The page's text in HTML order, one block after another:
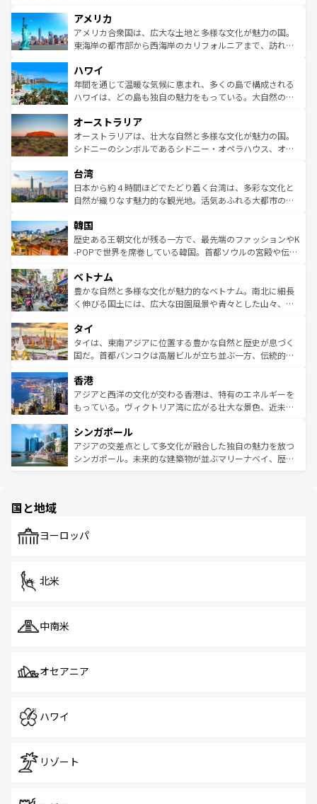
ンツ一覧を参照してほしい。
の建物がそのまま残る町や、スイスならではのユニークな
博物館もあり、アルプス観光だけでなく町歩きも満喫する
ことができる。国民の所得が高いため物価も高いが、旅行
ば市内交通費無料で観光を楽しむこともできる。 なお、新
着のスイス情報はコンテンツ一覧 を参照してほしい。
アメリカ
アメリカ合衆国は、広大な土地と多様な文化が魅力の国。
東海岸の都市部から西海岸のカリフォルニアまで、訪れる
のような巨大都市は、観光、ショッピング、エンターテイ
ンメントが詰まった刺激的なスポットだ。一方、アメリカ
西部には大自然が広がり、グランドキャニオンやイエロー
部のニューオーリンズでは、音楽と美食が融合した独特の
文化が魅力。旅行者はアメリカの各地域で異なる魅力を楽
しみながら、その多様性と豊かな歴史を感じることができ
ならではの贅沢な旅のスタイルだ。 なお、新着のアメリカ
情報はコンテンツ一覧を参照してほしい。
ハワイ
年間を通じて温暖な気候に恵まれ、多くの島で構成される
ハワイは、どの島も独自の魅力をもっている。大自然の神
ワイ島は見逃せない。また、定番の観光地といえばオアフ
島だが、静かな自然を求めるならマウイ島やカウアイ島が
おすすめ。エメラルドグリーンに輝く海をはじめ、豊かな
れるおもてなしの心で訪れる人々を迎えてくれるハワイの
人々、おいしいローカルフードやハワイアンミュージッ
ク、伝統的なフラダンスなど、すべてがハワイの魅力を彩
ワイを、存分に味わってほしい。 なお、新着のハワイ情報
はコンテンツ一覧を参照してほしい。
オーストラリア
オーストラリアは、壮大な自然と多様な文化が魅力の国。
シドニーのシンボルであるシドニー・オペラハウス、オー
リアリーフや大陸中央部にそびえるウルル（エアーズロッ
ク）、タスマニアの美しい原生林やケアンズの熱帯雨林な
ど、見どころがたくさん。また、カフェやワイン、オージ
いる。アクティビティも充実しており、サーフィンやダイ
ビング、ハイキングなど、アウトドア好きにはたまらな
い。オーストラリアの多彩な魅力を存分に味わいつくそ
参照してほしい。
台湾
日本から約４時間ほどでたどり着く台湾は、多彩な文化と
自然が織りなす魅力的な観光地。活気あふれる大都市の台
ン）、静ひつな山岳地帯である台湾東部など、都市の喧騒
と山間の静けさが共存しており、訪れる人に新しい発見と
驚きをもたらしてくれる。また、奥深い台湾の食文化も魅
容にもいいと評判のスイーツなど、バラエティ豊かな料理
が味わえる。 なお、新着の台湾情報は コンテンツ一覧を参
照してほしい。
韓国
歴史ある王朝文化が残る一方で、最先端のファッションやK
-POPで世界を席巻している韓国。首都ソウルの宮殿や伝統
き、地方に足を延ばせば四季折々の自然美を楽しむことが
できる。そして、キムチや焼肉、絶品のストリートフード
まで、さまざまな韓国料理が待っている。夜には、韓国な
リティに包まれながら、韓国の多彩な魅力を心ゆくまで味
わってみてほしい。 なお、新着の韓国情報はコンテンツ一
覧を参照してほしい。
ベトナム
豊かな自然と多様な文化が魅力的なベトナム。南北に細長
く伸びる国土には、広大な田園風景や青々とした山々、世
急速な発展と共に伝統が息づく。ハノイの古い町並みやホ
ーチミン市のフランス統治時代の建物も、独特の雰囲気を
醸し出している。また、バラエティの豊かさとおいしさで
とつ。フォーやバインミー、ベトナムコーヒーなどは、ぜ
ひ現地で味わいたい。どの地域を訪れてもあたたかい人々
が旅行者を迎えてくれるので、きっと忘れられない旅にな
参照してほしい。
タイ
タイは、東南アジアに位置する豊かな自然と歴史が息づく
国だ。首都バンコクは高層ビルが立ち並ぶ一方、伝統的な
の活気が交差している。北部ではチェンマイなどの山岳地
帯で自然と触れ合い、南部ではプーケットやクラビの美し
いビーチでリゾート気分を楽しむことができる。タイ料理
激する。気候は一年中温暖で、どの季節にも異なる楽しみ
が待っている。親しみやすいタイの人々、仏教を中心とし
た文化、そして多様な観光資源が、訪れる旅人を魅了し続
香港
アジアと西洋の文化が交わる香港は、特有のエネルギーを
もっている。ヴィクトリア湾に広がる壮大な景色、近未来
み、どこを訪れても感動するはず。観光スポットが密集し
ており、効率よく見どころを回れるのも魅力。息をのむよ
うな絶景から文化的な体験まで、香港を存分に楽しみ尽く
シンガポール
アジアの交差点として多文化が融合した独自の魅力を放つ
シンガポール。未来的な建築物が並ぶマリーナベイ、歴史
で、ホーカーズは地元の風情を楽しめる外せないスポット
国と地域
ヨーロッパ
北米
中南米
オセアニア
ハワイ
リゾート